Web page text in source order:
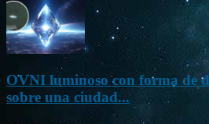
OVNI luminoso con forma de
sobre una ciudad...